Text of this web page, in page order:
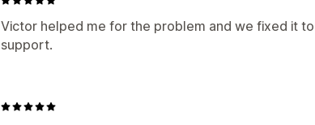
Victor helped me for the problem and we fixed it
support.